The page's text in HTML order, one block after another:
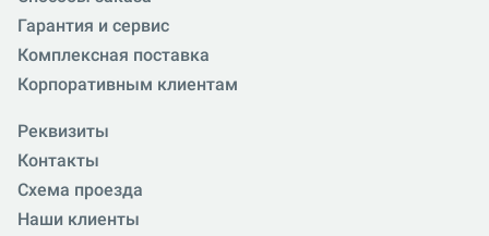
Гарантия и сервис
Комплексная поставка
Корпоративным клиентам
Реквизиты
Контакты
Схема проезда
Наши клиенты